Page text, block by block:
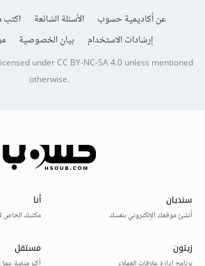
عن أكاديمية حسوب الأسئلة الشائعة اكتب
إرشادات الاستخدام
بيان الخصوصية
underCC BY-NC-SA 4.0unless mentioned
otherwise.